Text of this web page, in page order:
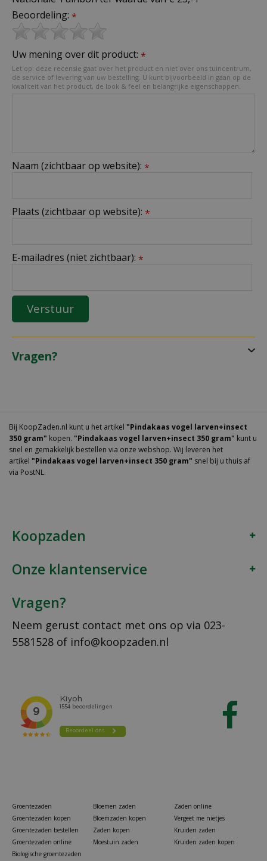
Beoordeling: *
Uw mening over dit product: *
Let op: deze recensie gaat over het product en niet over ons tuincentrum,
de service of levering van uw bestelling. U kunt bijvoorbeeld in gaan op de
kwaliteit van het product, de look & feel en belangrijke eigenschappen.
Naam (zichtbaar op website): *
Plaats (zichtbaar op website): *
E-mailadres (niet zichtbaar): *
Vragen?
Bij KoopZaden.nl kunt u het artikel "Pindakaas vogel larven+insect
350 gram" kopen. "Pindakaas vogel larven+insect 350 gram" kunt u
snel en gemakkelijk bestellen via onze webshop. Wij leveren het
artikel "Pindakaas vogel larven+insect 350 gram" snel bij u thuis af
via PostNL.
Koopzaden
Onze klantenservice
Vragen?
Neem gerust contact met ons op via 023-
5581528 of info@koopzaden.nl
Groentezaden
Groentezaden kopen
Groentezaden bestellen
Groentezaden online
Biologische groentezaden
Bloemen zaden
Bloemzaden kopen
Zaden kopen
Moestuin zaden
Zaden online
Vergeet me nietjes
Kruiden zaden
Kruiden zaden kopen